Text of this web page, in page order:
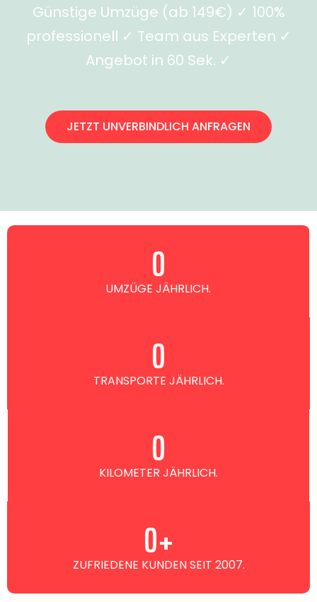
Günstige Umzüge (ab 149€) ✓ 100%
professionell ✓ Team aus Experten ✓
Angebot in 60 Sek. ✓
JETZT UNVERBINDLICH ANFRAGEN
UMZÜGE JÄHRLICH.
0
TRANSPORTE JÄHRLICH.
0
KILOMETER JÄHRLICH.
0
ZUFRIEDENE KUNDEN SEIT 2007.
0+